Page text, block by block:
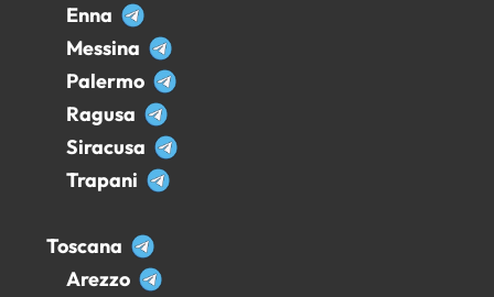
Enna
Messina
Palermo
Ragusa
Siracusa
Trapani
Toscana
Arezzo